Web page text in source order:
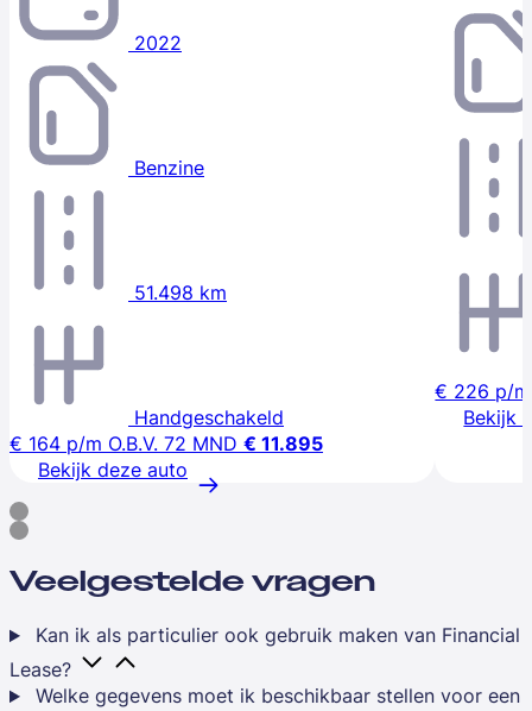
2022
Benzine
51.498 km
Handgeschakeld
€ 164 p/m O.B.V. 72 MND € 11.895
Bekijk deze auto
€ 226 p/m
Bekijk
Veelgestelde vragen
Kan ik als particulier ook gebruik maken van Financial
Lease?
Welke gegevens moet ik beschikbaar stellen voor een